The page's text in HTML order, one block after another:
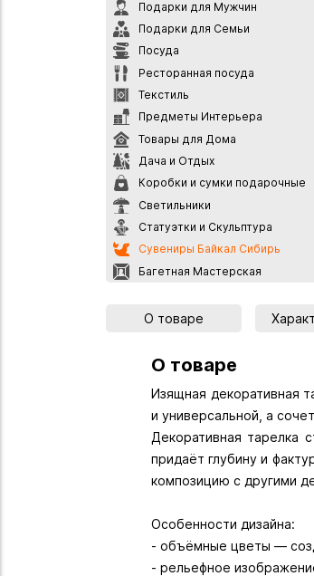
Подарки для Мужчин
Подарки для Семьи
Посуда
Ресторанная посуда
Текстиль
Предметы Интерьера
Товары для Дома
Дача и Отдых
Коробки и сумки подарочные
Светильники
Статуэтки и Скульптура
Сувениры Байкал Сибирь
Багетная Мастерская
О товаре
О товаре
Изящная декоративная
и универсальной, а
Декоративная тарелка
придаёт глубину и
композицию с другими
Особенности дизайна:
- объёмные цветы —
- рельефное